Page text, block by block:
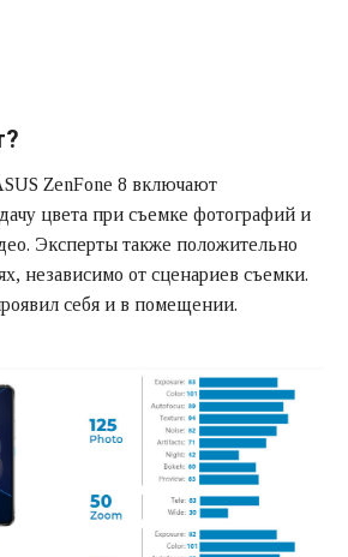
ZenFone 8 включают
цвета при съемке фотографий и
Эксперты также положительно
независимо от сценариев съемки.
себя и в помещении.